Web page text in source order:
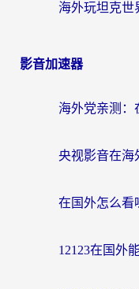
影音加速器